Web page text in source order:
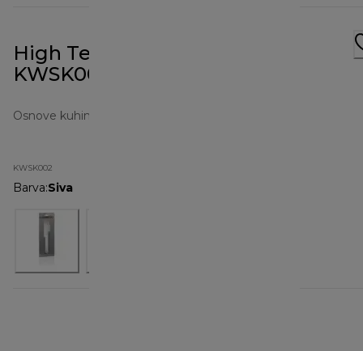
High Temperature Spatula
KWSK002
Osnove kuhinje
KWSK002
Barva:Siva